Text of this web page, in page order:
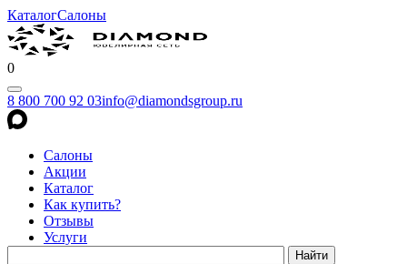
КаталогСалоны
0
8 800 700 92 03info@diamondsgroup.ru
Салоны
Акции
Каталог
Как купить?
Отзывы
Услуги